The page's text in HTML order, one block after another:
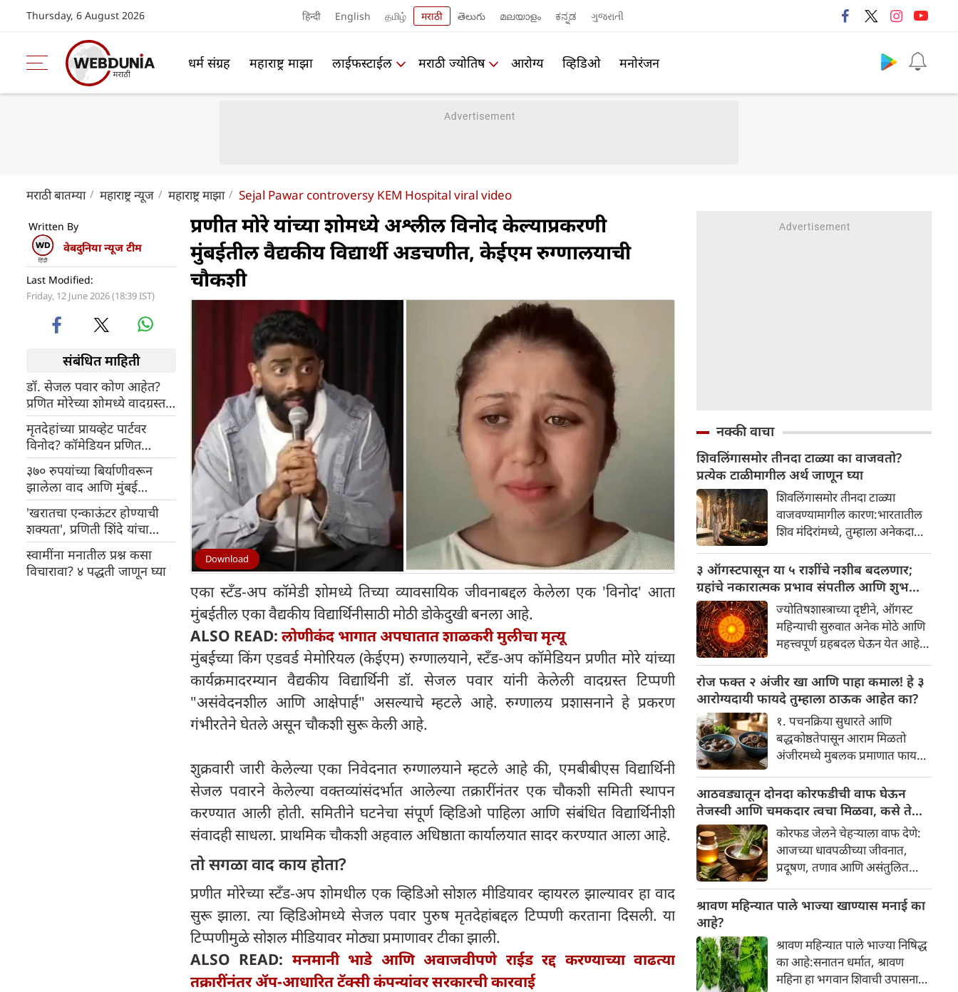
Thursday, 6 August 2026 हिन्दी English தமிழ் मराठी తెలుగు മലയാളം ಕನ್ನಡ ગુજરાતી
धर्म संग्रह महाराष्ट्र माझा लाईफस्टाईल मराठी ज्योतिष आरोग्य व्हिडिओ मनोरंजन
मराठी बातम्या महाराष्ट्र न्यूज महाराष्ट्र माझा Sejal Pawar controversy KEM Hospital viral video
Written By
वेबदुनिया न्यूज टीम
Last Modified:
Friday, 12 June 2026 (18:39 IST)
संबंधित माहिती
डॉ. सेजल पवार कोण आहेत?
प्रणित मोरेच्या शोमध्ये वादग्रस्त
विधान केल्यानंतर माफी मागत
आहेत
मृतदेहांच्या प्रायव्हेट पार्टवर
विनोद? कॉमेडियन प्रणित
मोरेच्या शोमधील महिला
डॉक्टरचा व्हिडिओ व्हायरल,
नेटकरी संतापले
३७० रुपयांच्या बिर्याणीवरून
झालेला वाद आणि मुंबई
पोलिसांचा इशारा, प्रणित मोरेच्या
शोमध्ये नक्की काय घडले?
'खरातचा एन्काऊंटर होण्याची
शक्यता', प्रणिती शिंदे यांचा
खळबळजनक दावा
स्वामींना मनातील प्रश्न कसा
विचारावा? ४ पद्धती जाणून घ्या
प्रणीत मोरे यांच्या शोमध्ये अश्लील विनोद केल्याप्रकरणी
मुंबईतील वैद्यकीय विद्यार्थी अडचणीत, केईएम रुग्णालयाची
चौकशी
Download
एका स्टँड-अप कॉमेडी शोमध्ये तिच्या व्यावसायिक जीवनाबद्दल केलेला एक 'विनोद' आता
मुंबईतील एका वैद्यकीय विद्यार्थिनीसाठी मोठी डोकेदुखी बनला आहे.
ALSO READ: लोणीकंद भागात अपघातात शाळकरी मुलीचा मृत्यू
मुंबईच्या किंग एडवर्ड मेमोरियल (केईएम) रुग्णालयाने, स्टँड-अप कॉमेडियन प्रणीत मोरे यांच्या
कार्यक्रमादरम्यान वैद्यकीय विद्यार्थिनी डॉ. सेजल पवार यांनी केलेली वादग्रस्त टिप्पणी
"असंवेदनशील आणि आक्षेपार्ह" असल्याचे म्हटले आहे. रुग्णालय प्रशासनाने हे प्रकरण
गंभीरतेने घेतले असून चौकशी सुरू केली आहे.
शुक्रवारी जारी केलेल्या एका निवेदनात रुग्णालयाने म्हटले आहे की, एमबीबीएस विद्यार्थिनी
सेजल पवारने केलेल्या वक्तव्यांसंदर्भात आलेल्या तक्रारींनंतर एक चौकशी समिती स्थापन
करण्यात आली होती. समितीने घटनेचा संपूर्ण व्हिडिओ पाहिला आणि संबंधित विद्यार्थिनीशी
संवादही साधला. प्राथमिक चौकशी अहवाल अधिष्ठाता कार्यालयात सादर करण्यात आला आहे.
तो सगळा वाद काय होता?
प्रणीत मोरेच्या स्टँड-अप शोमधील एक व्हिडिओ सोशल मीडियावर व्हायरल झाल्यावर हा वाद
सुरू झाला. त्या व्हिडिओमध्ये सेजल पवार पुरुष मृतदेहांबद्दल टिप्पणी करताना दिसली. या
टिप्पणीमुळे सोशल मीडियावर मोठ्या प्रमाणावर टीका झाली.
ALSO READ: मनमानी भाडे आणि अवाजवीपणे राईड रद्द करण्याच्या वाढत्या
तक्रारींनंतर ॲप-आधारित टॅक्सी कंपन्यांवर सरकारची कारवाई
नक्की वाचा
शिवलिंगासमोर तीनदा टाळ्या का वाजवतो?
प्रत्येक टाळीमागील अर्थ जाणून घ्या
शिवलिंगासमोर तीनदा टाळ्या
वाजवण्यामागील कारण:भारतातील
शिव मंदिरांमध्ये, तुम्हाला अनेकदा
वाजवताना दिसतील. ही एक सामान्य
प्रथा आहे, पण तुम्ही कधी विचार
केला आहे का की यामागे काय रहस्य
आहे आणि प्रत्येक टाळीचा अर्थ काय
आहे? हा केवळ एक विधी नाही, तर
यामागे खोलवर रुजलेल्या पौराणिक
श्रद्धा, आध्यात्मिक अर्थ आणि काही
वैज्ञानिक तर्कदेखील आहेत. चला, या
अनोख्या परंपरेमागील अर्थ
सविस्तरपणे समजून घेऊया.
३ ऑगस्टपासून या ५ राशींचे नशीब बदलणार;
ग्रहांचे नकारात्मक प्रभाव संपतील आणि शुभ
दिवसांची सुरुवात होईलज्योतिषशास्त्राच्या दृष्टीने, ऑगस्ट
महिन्याची सुरुवात अनेक मोठे आणि
महत्त्वपूर्ण ग्रहबदल घेऊन येत आहे.
हालचाल अनेक राशींच्या जीवनात
सकारात्मक बदल घडवून आणणार
आहे. विशेषतः ३ ऑगस्ट रोजी एक
अत्यंत दुर्मिळ आणि फलदायी
ग्रहस्थिती (संयोग) तयार होत आहे.
या दिवशी तयार होणारे शुभ योग,
ग्रहांची स्थिती आणि या गोचरमुळे
ज्यांचे नशीब उजळणार आहे अशा
भाग्यवान राशींबद्दल आपण जाणून
घेऊया!
रोज फक्त २ अंजीर खा आणि पाहा कमाल! हे ३
आरोग्यदायी फायदे तुम्हाला ठाऊक आहेत का?
१. पचनक्रिया सुधारते आणि
बद्धकोष्ठतेपासून आराम मिळतो
अंजीरमध्ये मुबलक प्रमाणात फायबर
बद्धकोष्ठता, गॅस किंवा अपचनाचा
त्रास होत असेल, तर अंजीर
तुमच्यासाठी वरदान ठरू शकते. हे
आतड्यांची स्वच्छता ठेवण्यास मदत
करते. पचनसंस्था मजबूत करून पोट
साफ होण्यास मदत करते.
आठवड्यातून दोनदा कोरफडीची वाफ घेऊन
तेजस्वी आणि चमकदार त्वचा मिळवा, कसे ते
जाणून घ्या
कोरफड जेलने चेहऱ्याला वाफ देणे:
आजच्या धावपळीच्या जीवनात,
प्रदूषण, तणाव आणि असंतुलित
नकारात्मक परिणाम होऊ शकतो.
होते, ज्यामुळे निस्तेजपणा, मुरुमे
आणि ब्लॅकहेड्स यांसारख्या समस्या
निर्माण होतात.
श्रावण महिन्यात पाले भाज्या खाण्यास मनाई का
आहे?
श्रावण महिन्यात पाले भाज्या निषिद्ध
का आहे:सनातन धर्मात, श्रावण
महिना हा भगवान शिवाची उपासना